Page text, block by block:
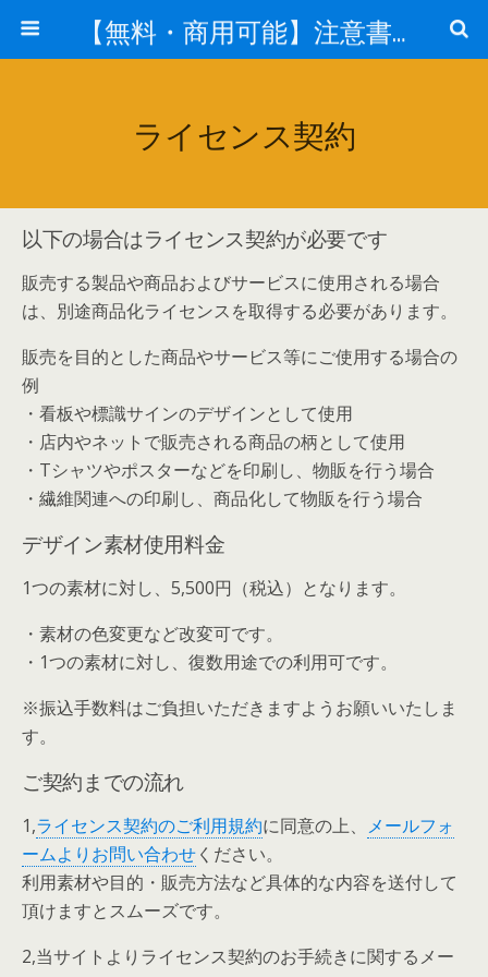
【無料・商用可能】注意書き・張り紙テンプレート【ポスター対応】
ライセンス契約
以下の場合はライセンス契約が必要です
販売する製品や商品およびサービスに使用される場合
は、別途商品化ライセンスを取得する必要があります。
販売を目的とした商品やサービス等にご使用する場合の
例
・看板や標識サインのデザインとして使用
・店内やネットで販売される商品の柄として使用
・Tシャツやポスターなどを印刷し、物販を行う場合
・繊維関連への印刷し、商品化して物販を行う場合
デザイン素材使用料金
1つの素材に対し、5,500円（税込）となります。
・素材の色変更など改変可です。
・1つの素材に対し、復数用途での利用可です。
※振込手数料はご負担いただきますようお願いいたしま
す。
ご契約までの流れ
1,ライセンス契約のご利用規約に同意の上、 メールフォ
ームよりお問い合わせください。
利用素材や目的・販売方法など具体的な内容を送付して
頂けますとスムーズです。
2,当サイトよりライセンス契約のお手続きに関するメー